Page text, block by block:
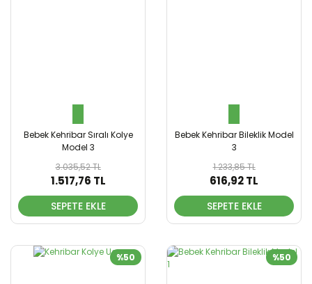
Bebek Kehribar Sıralı Kolye
Model 3
3.035,52 TL
1.517,76 TL
SEPETE EKLE
Bebek Kehribar Bileklik Model
3
1.233,85 TL
616,92 TL
SEPETE EKLE
%50 %50